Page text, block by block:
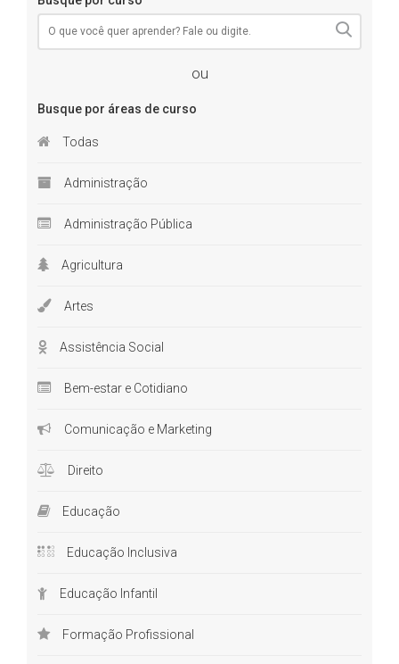
ou
Busque por áreas de curso
Todas
Administração
Administração Pública
Agricultura
Artes
Assistência Social
Bem-estar e Cotidiano
Comunicação e Marketing
Direito
Educação
Educação Inclusiva
Educação Infantil
Formação Profissional